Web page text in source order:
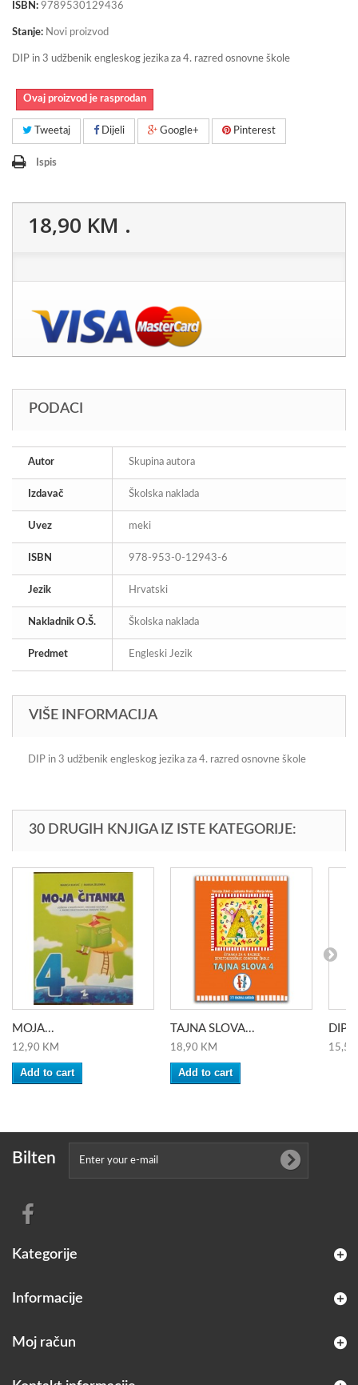
ISBN: 9789530129436
Stanje: Novi proizvod
DIP in 3 udžbenik engleskog jezika za 4. razred osnovne škole
Ovaj proizvod je rasprodan
Tweetaj Dijeli Google+ Pinterest
Ispis
18,90 KM .
PODACI
Autor Skupina autora
Izdavač Školska naklada
Uvez meki
ISBN 978-953-0-12943-6
Jezik Hrvatski
Nakladnik O.Š. Školska naklada
Predmet Engleski Jezik
VIŠE INFORMACIJA
DIP in 3 udžbenik engleskog jezika za 4. razred osnovne škole
30 DRUGIH KNJIGA IZ ISTE KATEGORIJE:
MOJA...
12,90 KM
Add to cart
TAJNA SLOVA...
18,90 KM
Add to cart
DIP
Bilten
Kategorije
Informacije
Moj račun